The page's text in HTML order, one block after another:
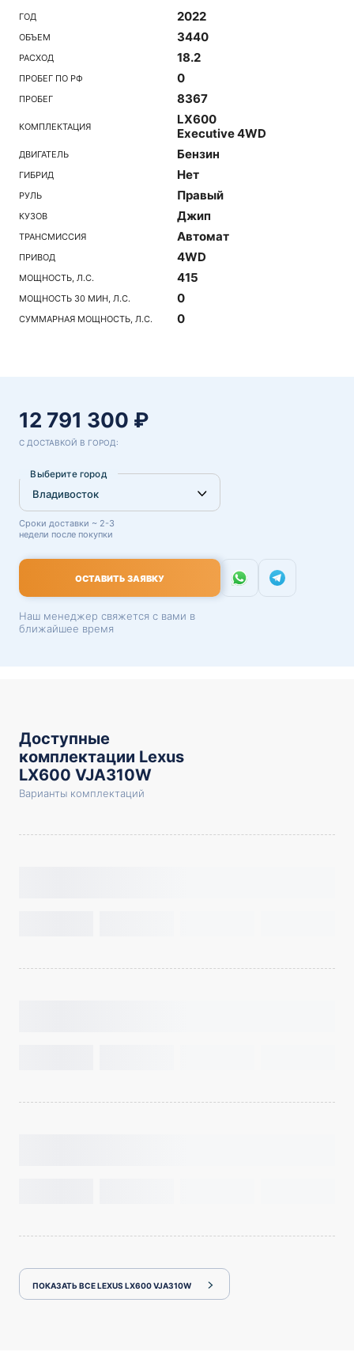
ГОД 2022
ОБЪЕМ 3440
РАСХОД 18.2
ПРОБЕГ ПО РФ 0
ПРОБЕГ 8367
КОМПЛЕКТАЦИЯ
LX600
Executive 4WD
ДВИГАТЕЛЬ Бензин
ГИБРИД Нет
РУЛЬ Правый
КУЗОВ Джип
ТРАНСМИССИЯ Автомат
ПРИВОД 4WD
МОЩНОСТЬ, Л.С. 415
МОЩНОСТЬ 30 МИН, Л.С. 0
СУММАРНАЯ МОЩНОСТЬ, Л.С. 0
12 791 300 ₽
С ДОСТАВКОЙ В ГОРОД:
Выберите город
Сроки доставки ~ 2-3
недели после покупки
ОСТАВИТЬ ЗАЯВКУ
Наш менеджер свяжется с вами в
ближайшее время
Доступные
комплектации Lexus
LX600 VJA310W
Варианты комплектаций
ПОКАЗАТЬ ВСЕ LEXUS LX600 VJA310W